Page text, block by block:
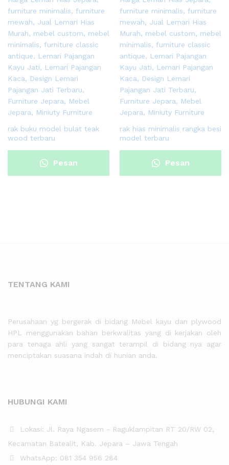
rak buku model bulat teak
wood terbaru
Pesan
rak hias minimalis rangka besi
model terbaru
Pesan
TENTANG KAMI
Perusahaan yg bergerak di bidang Mebel kayu dan plywood
HPL menggunakan bahan berkwalitas yang di kerjakan oleh
para tenaga ahli yang sangat terampil di bidang nya agar
menciptakan suasana indah di hunian anda.
HUBUNGI KAMI
Lokasi: Jl. Raya Ngasem - Raguklampitan RT 20/RW 02,
Kecamatan Batealit, Kab. Jepara – Jawa Tengah
WhatsApp: 081 354 956 284